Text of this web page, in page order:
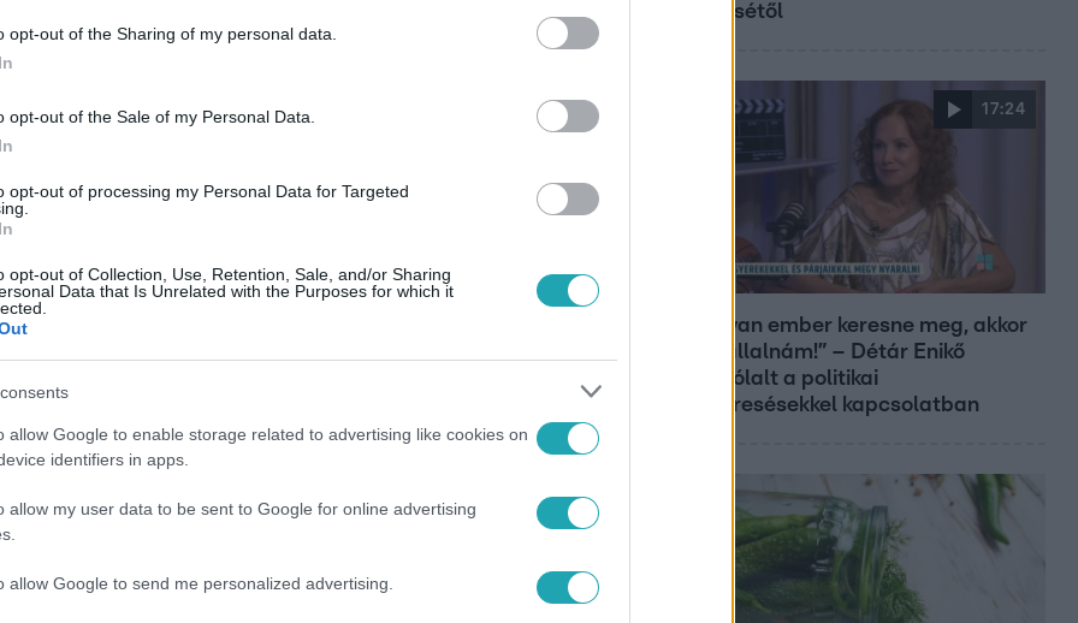
opt-out of the Sharing of my personal data.
opt-out of the Sale of my Personal Data.
opt-out of processing my Personal Data for Targeted
opt-out of Collection, Use, Retention, Sale, and/or Sharing
Data that Is Unrelated with the Purposes for which it
allow Google to enable storage related to advertising like cookies on
identifiers in apps.
allow my user data to be sent to Google for online advertising
allow Google to send me personalized advertising.
elleni támadásai érdeklik, hanem
akkor érdemes a K-Monitor
legyen a Google-találatokban!
győztesétől
17:24
„Ha olyan ember keresne meg, akkor
sem vállalnám!” – Détár Enikő
megszólalt a politikai
megkeresésekkel kapcsolatban